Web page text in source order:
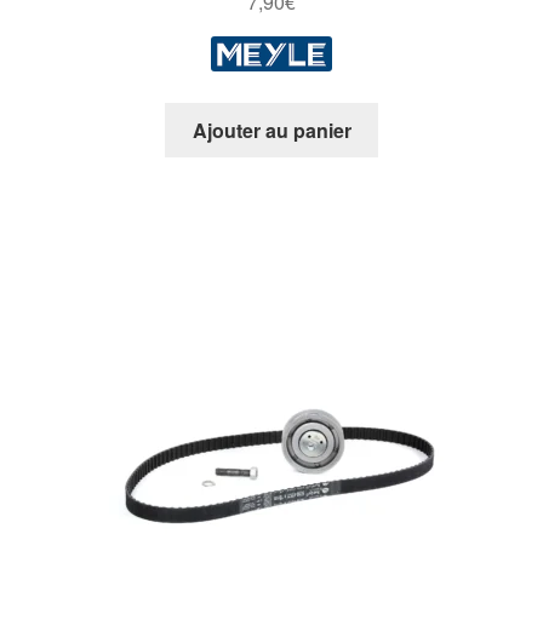
Ajouter au panier